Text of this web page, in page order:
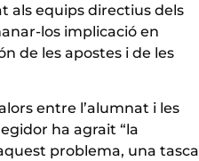
als equips directius dels
los implicació en
de les apostes i de les
entre l’alumnat i les
ha agrait “la
problema, una tasca